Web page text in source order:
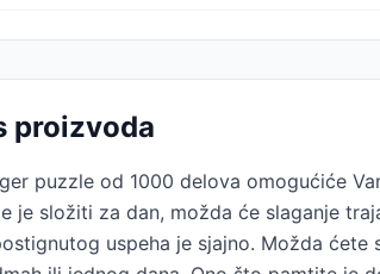
proizvoda
puzzle od 1000 delova omogućiće
je složiti za dan, možda će slaganje
uspeha je sjajno. Možda